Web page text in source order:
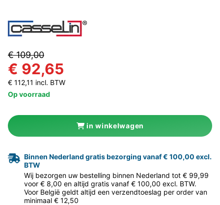
€ 109,00
€ 92,65
€ 112,11 incl. BTW
Op voorraad
in winkelwagen
Binnen Nederland gratis bezorging vanaf € 100,00 excl.
BTW
Wij bezorgen uw bestelling binnen Nederland tot € 99,99
voor € 8,00 en altijd gratis vanaf € 100,00 excl. BTW.
Voor België geldt altijd een verzendtoeslag per order van
minimaal € 12,50